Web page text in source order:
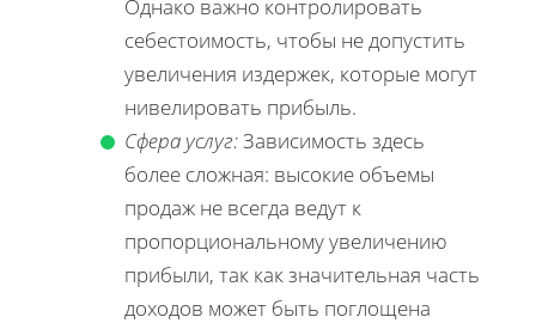
Однако важно контролировать
себестоимость, чтобы не допустить
увеличения издержек, которые могут
нивелировать прибыль.
Сфера услуг:Зависимость здесь
более сложная: высокие объемы
продаж не всегда ведут к
пропорциональному увеличению
прибыли, так как значительная часть
доходов может быть поглощена